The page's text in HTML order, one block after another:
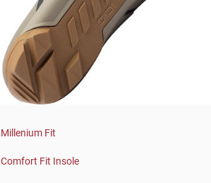
Millenium Fit
Comfort Fit Insole